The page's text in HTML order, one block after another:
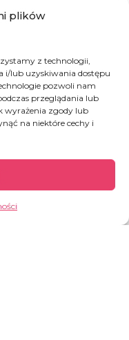
plików
z technologii,
i/lub uzyskiwania dostępu
pozwoli nam
przeglądania lub
wyrażenia zgody lub
na niektóre cechy i
6,8
a życie milionów
Ataki